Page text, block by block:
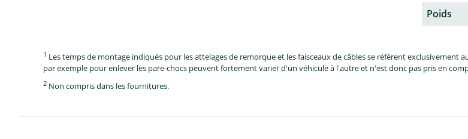
Poids
1 Les temps de montage indiqués pour les attelages de remorque et les faisceaux de câbles se réfèrent
par exemple pour enlever les pare-chocs peuvent fortement varier d'un véhicule à l'autre et n'est donc pas pris en
2 Non compris dans les fournitures.